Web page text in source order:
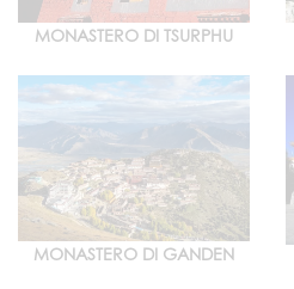
MONASTERO DI TSURPHU
MONASTERO DI GANDEN